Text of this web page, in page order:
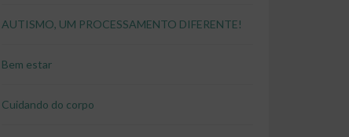
AUTISMO, UM PROCESSAMENTO DIFERENTE!
Bem estar
Cuidando do corpo